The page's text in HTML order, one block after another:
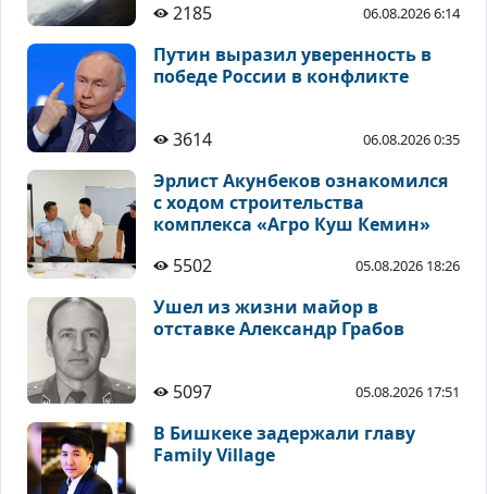
2185
06.08.2026 6:14
Путин выразил уверенность в
победе России в конфликте
3614 06.08.2026 0:35
Эрлист Акунбеков ознакомился
с ходом строительства
комплекса «Агро Куш Кемин»
5502
05.08.2026 18:26
Ушел из жизни майор в
отставке Александр Грабов
5097 05.08.2026 17:51
В Бишкеке задержали главу
Family Village